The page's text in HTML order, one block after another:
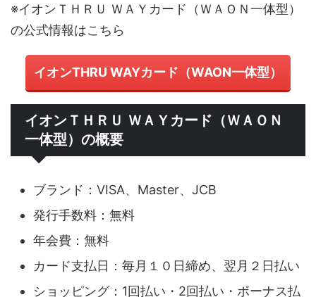
※イオンＴＨＲＵ ＷＡＹカード（ＷＡＯＮ一体型）
の公式情報はこちら
イオンTHRU WAYカード（WAON一体型）
イオンＴＨＲＵ ＷＡＹカード（ＷＡＯＮ
一体型）の概要
ブランド：VISA、Master、JCB
発行手数料：無料
年会費：無料
カード支払日：毎月１０日締め、翌月２日払い
ショッピング：1回払い・2回払い・ボーナス払